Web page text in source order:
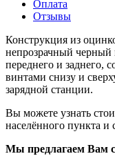
Оплата
Отзывы
Конструкция из
непрозрачный черный
переднего и заднего,
винтами снизу и
зарядной станции.
Вы можете узнать
населённого пункта и
Мы предлагаем Вам